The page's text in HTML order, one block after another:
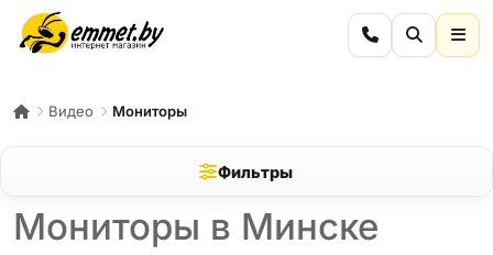
Видео Мониторы
Фильтры
Мониторы в Минске